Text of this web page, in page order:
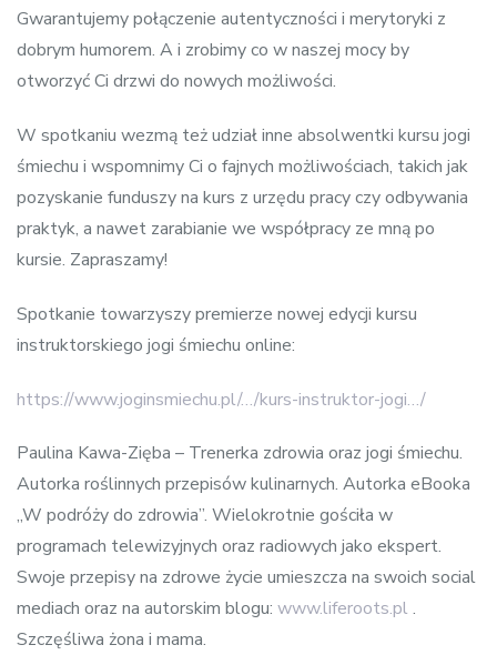
Gwarantujemy połączenie autentyczności i merytoryki z
dobrym humorem. A i zrobimy co w naszej mocy by
otworzyć Ci drzwi do nowych możliwości.
W spotkaniu wezmą też udział inne absolwentki kursu jogi
śmiechu i wspomnimy Ci o fajnych możliwościach, takich jak
pozyskanie funduszy na kurs z urzędu pracy czy odbywania
praktyk, a nawet zarabianie we współpracy ze mną po
kursie. Zapraszamy!
Spotkanie towarzyszy premierze nowej edycji kursu
instruktorskiego jogi śmiechu online:
https://www.joginsmiechu.pl/…/kurs-instruktor-jogi…/
Paulina Kawa-Zięba – Trenerka zdrowia oraz jogi śmiechu.
Autorka roślinnych przepisów kulinarnych. Autorka eBooka
„W podróży do zdrowia”. Wielokrotnie gościła w
programach telewizyjnych oraz radiowych jako ekspert.
Swoje przepisy na zdrowe życie umieszcza na swoich social
mediach oraz na autorskim blogu: www.liferoots.pl .
Szczęśliwa żona i mama.